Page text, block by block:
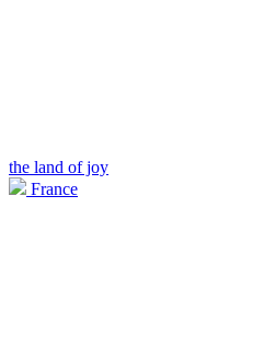
the land of joy
France